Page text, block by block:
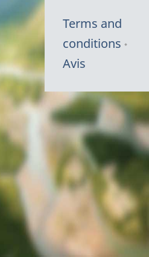
Terms and
conditions
Avis